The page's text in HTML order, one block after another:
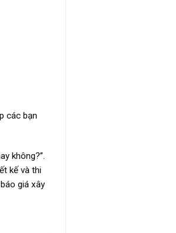
các bạn
không?”.
kế và thi
giá xây